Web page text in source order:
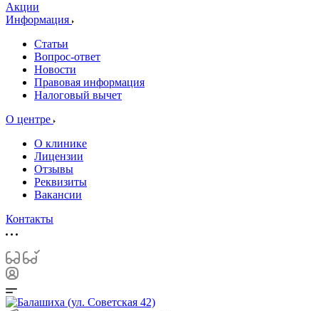
Акции
Информация
Статьи
Вопрос-ответ
Новости
Правовая информация
Налоговый вычет
О центре
О клинике
Лицензии
Отзывы
Реквизиты
Вакансии
Контакты